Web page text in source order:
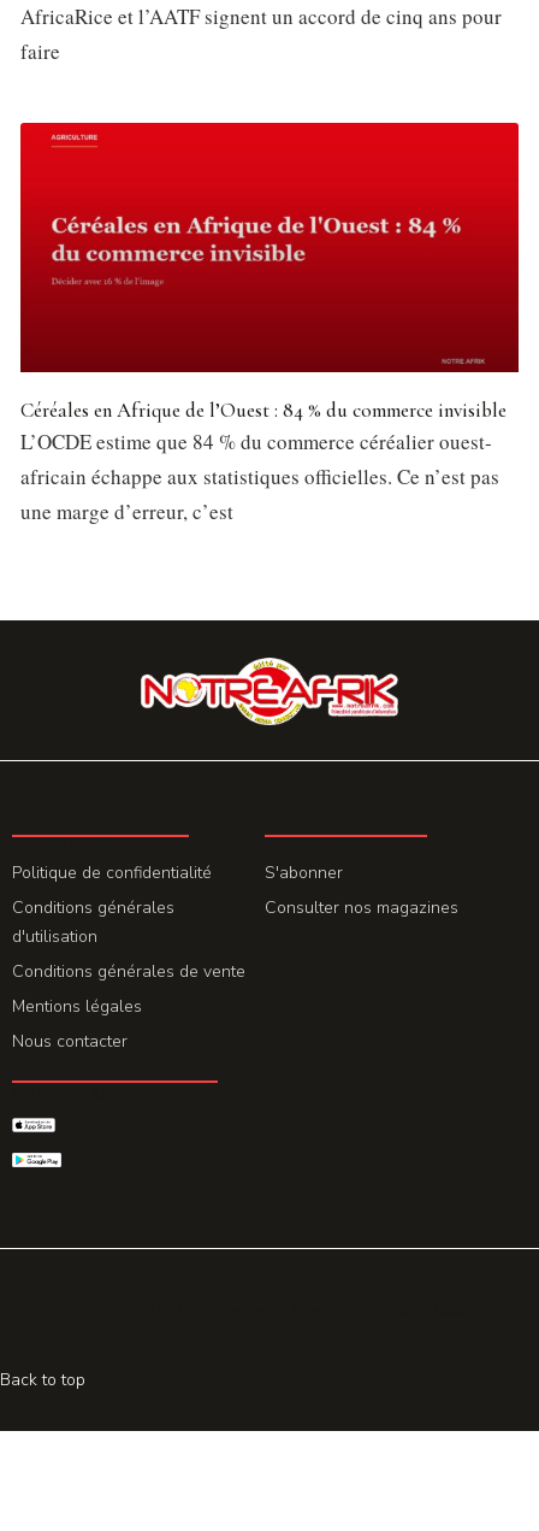
AfricaRice et l’AATF signent un accord de cinq ans pour
faire
Céréales en Afrique de l’Ouest : 84 % du commerce invisible
L’OCDE estime que 84 % du commerce céréalier ouest-
africain échappe aux statistiques officielles. Ce n’est pas
une marge d’erreur, c’est
Politique de confidentialité
Conditions générales
d'utilisation
Conditions générales de vente
Mentions légales
Nous contacter
S'abonner
Consulter nos magazines
Back to top